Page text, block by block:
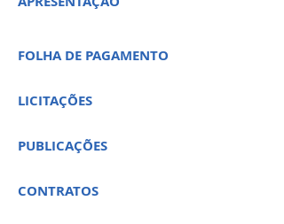
FOLHA DE PAGAMENTO
LICITAÇÕES
PUBLICAÇÕES
CONTRATOS